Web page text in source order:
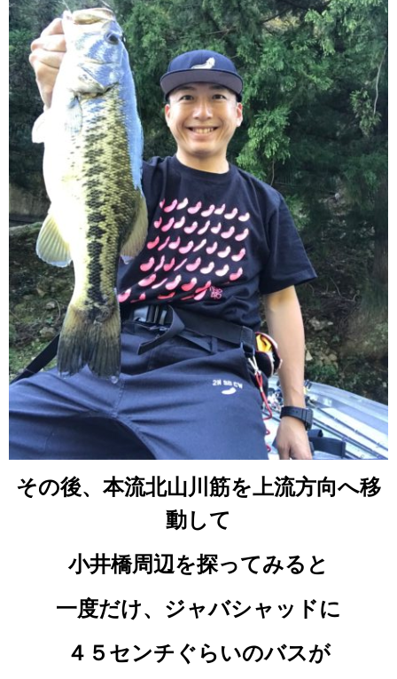
その後、本流北山川筋を上流方向へ移
動して
小井橋周辺を探ってみると
一度だけ、ジャバシャッドに
４５センチぐらいのバスが